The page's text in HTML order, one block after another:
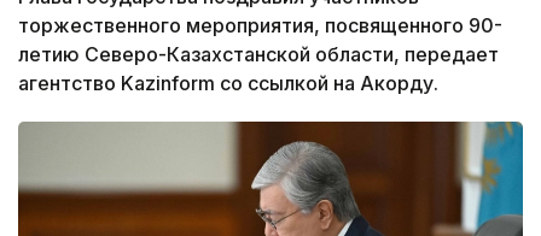
торжественного мероприятия, посвященного 90-
летию Северо-Казахстанской области, передает
агентство Kazinform со ссылкой на Акорду.